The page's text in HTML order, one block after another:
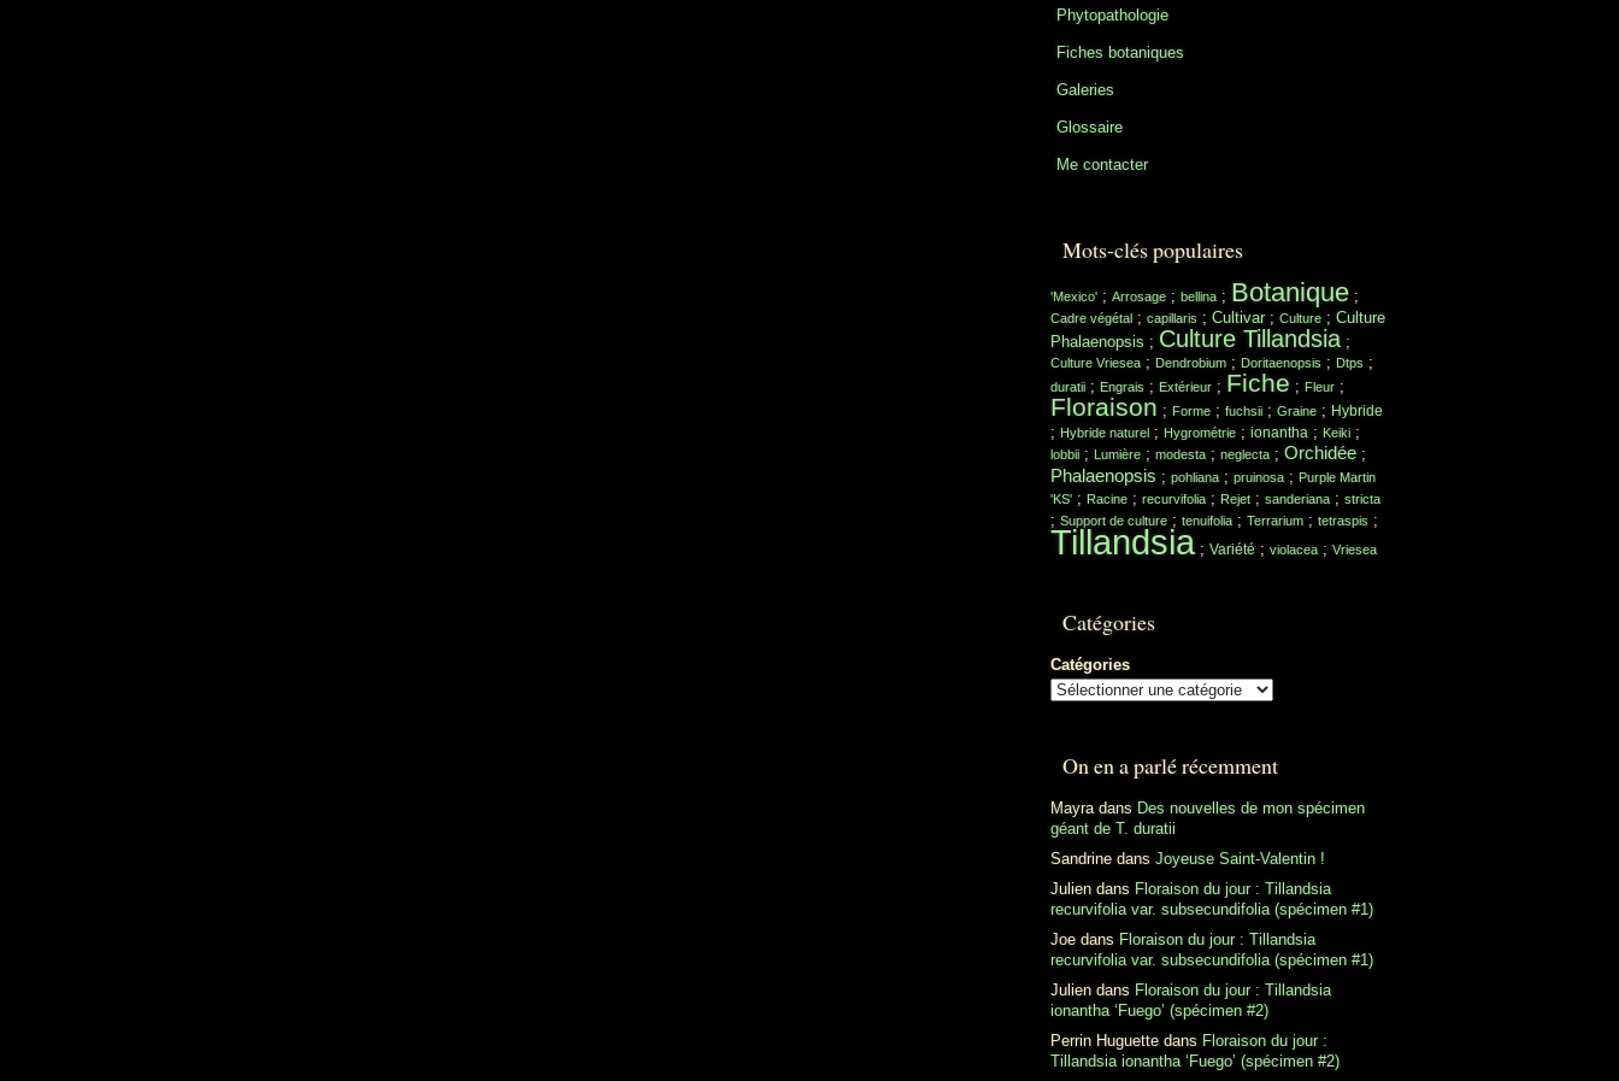
Phytopathologie
Fiches botaniques
Galeries
Glossaire
Me contacter
Mots-clés populaires
'Mexico' ; Arrosage ; bellina; Botanique ;
Cadre végétal ; capillaris ; Cultivar; Culture ; Culture
Phalaenopsis ; Culture Tillandsia;
Culture Vriesea; Dendrobium ; Doritaenopsis ; Dtps ;
duratii ; Engrais ; Extérieur ; Fiche ; Fleur ;
Floraison ; Forme ; fuchsii ; Graine ; Hybride
; Hybride naturel ; Hygrométrie ; ionantha ; Keiki ;
lobbii ; Lumière ; modesta; neglecta; Orchidée ;
Phalaenopsis ; pohliana; pruinosa; Purple Martin
'KS' ; Racine ; recurvifolia; Rejet ; sanderiana; stricta
; Support de culture ; tenuifolia; Terrarium ; tetraspis ;
Tillandsia; Variété ; violacea; Vriesea
Catégories
Catégories
On en a parlé récemment
Mayradans Des nouvelles de mon spécimen
géant de T. duratii
Sandrine dans Joyeuse Saint-Valentin !
Julien dans Floraison du jour : Tillandsia
recurvifolia var. subsecundifolia (spécimen #1)
Joe dans Floraison du jour : Tillandsia
recurvifolia var. subsecundifolia (spécimen #1)
Julien dans Floraison du jour : Tillandsia
ionantha ‘Fuego’ (spécimen #2)
Perrin Huguette dans Floraison du jour :
Tillandsia ionantha ‘Fuego’ (spécimen #2)